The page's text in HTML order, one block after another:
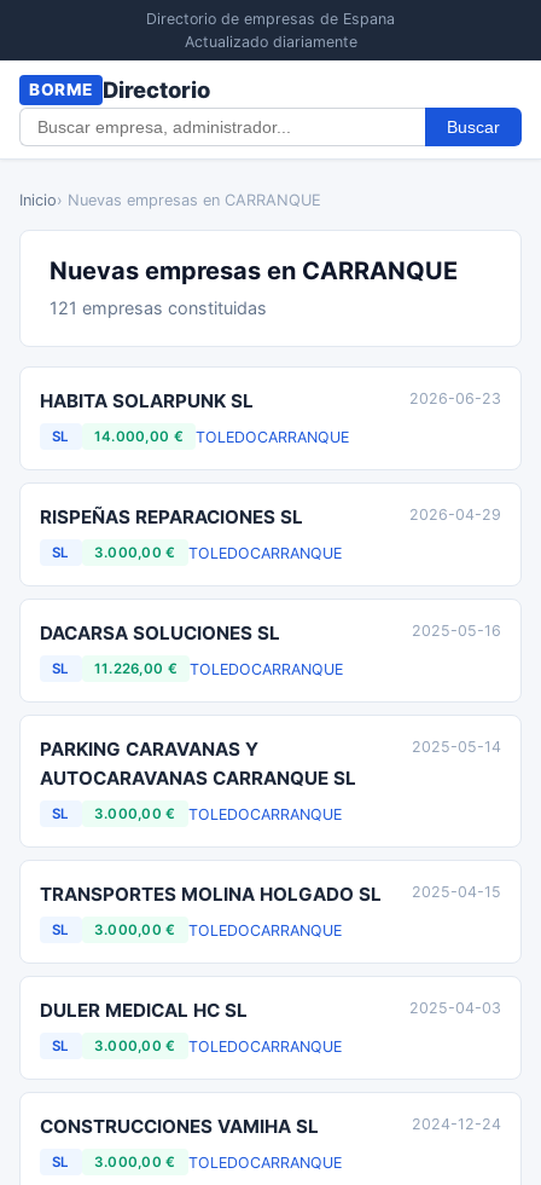
Directorio de empresas de Espana
Actualizado diariamente
BORME Directorio
Buscar
Inicio› Nuevas empresas en CARRANQUE
Nuevas empresas en CARRANQUE
121 empresas constituidas
HABITA SOLARPUNK SL
SL 14.000,00 € TOLEDOCARRANQUE
2026-06-23
RISPEÑAS REPARACIONES SL
SL 3.000,00 € TOLEDOCARRANQUE
2026-04-29
DACARSA SOLUCIONES SL
SL 11.226,00 € TOLEDOCARRANQUE
2025-05-16
PARKING CARAVANAS Y
AUTOCARAVANAS CARRANQUE SL
SL 3.000,00 € TOLEDOCARRANQUE
2025-05-14
TRANSPORTES MOLINA HOLGADO SL
SL 3.000,00 € TOLEDOCARRANQUE
2025-04-15
DULER MEDICAL HC SL
SL 3.000,00 € TOLEDOCARRANQUE
2025-04-03
CONSTRUCCIONES VAMIHA SL
SL 3.000,00 € TOLEDOCARRANQUE
2024-12-24